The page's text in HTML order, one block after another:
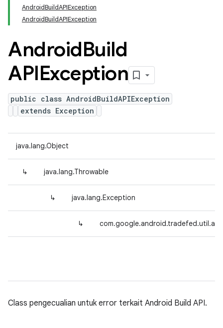
AndroidBuildAPIException
AndroidBuildAPIException
AndroidBuild
APIException
public class AndroidBuildAPIException
extends Exception
java.lang.Object
↳ java.lang.Throwable
↳ java.lang.Exception
↳
Class pengecualian untuk error terkait Android Build API.